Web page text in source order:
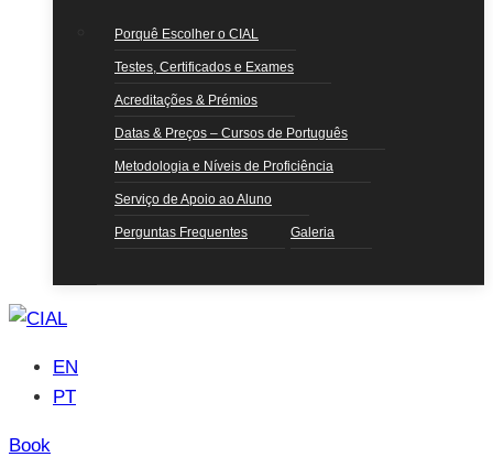
Porquê Escolher o CIAL
Testes, Certificados e Exames
Acreditações & Prémios
Datas & Preços – Cursos de Português
Metodologia e Níveis de Proficiência
Serviço de Apoio ao Aluno
Perguntas Frequentes Galeria
EN
PT
Book